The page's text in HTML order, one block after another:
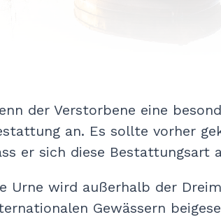
der Verstorbene eine
an. Es sollte vorher
er sich diese Bestattungsart
Urne wird außerhalb der
Gewässern